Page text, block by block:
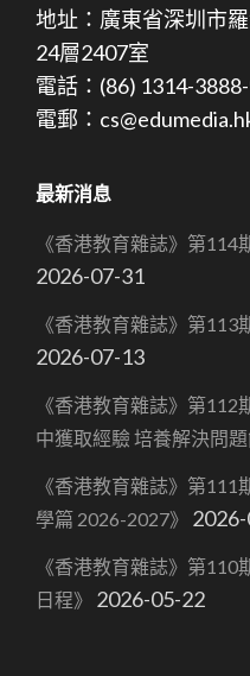
地址：廣東省深圳市
24層2407室
電話：(86) 1314-
電郵：
最新消息
《香港教育雜誌》第114
2026-07-31
《香港教育雜誌》第113
2026-07-13
《香港教育雜誌》第112
中獲取經驗 培養解決問題
《香港教育雜誌》第
學篇 2026-2027》
《香港教育雜誌》第110
日程》
2026-05-22